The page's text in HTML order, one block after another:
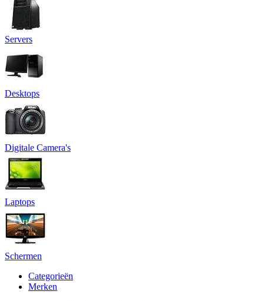
Servers
Desktops
Digitale Camera's
Laptops
Schermen
Categorieën
Merken